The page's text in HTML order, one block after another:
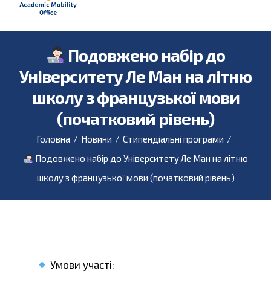
Подовжено набір до
Університету Ле Ман на літню
школу з французької мови
(початковий рівень)
Головна / Новини / Стипендіальні програми /
Подовжено набір до Університету Ле Ман на літню
школу з французької мови (початковий рівень)
Умови участі: